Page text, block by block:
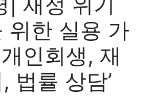
위한 실용 가
인회생, 재
법률 상담’